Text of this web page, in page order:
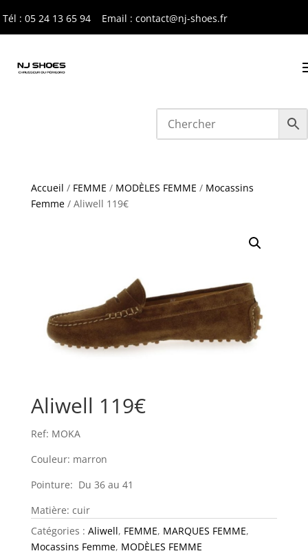
Tél : 05 24 13 65 94 Email : contact@nj-shoes.fr
Accueil / FEMME / MODÈLES FEMME / Mocassins
Femme/ Aliwell 119€
Aliwell 119€
Ref: MOKA
Couleur: marron
Pointure: Du 36 au 41
Matière: cuir
Catégories : Aliwell, FEMME, MARQUES FEMME,
Mocassins Femme, MODÈLES FEMME